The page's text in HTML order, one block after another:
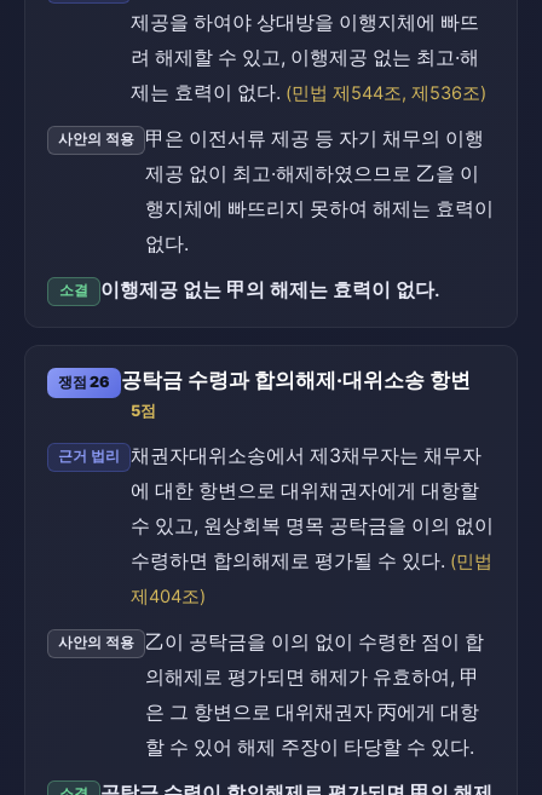
제공을 하여야 상대방을 이행지체에 빠뜨
려 해제할 수 있고, 이행제공 없는 최고·해
제는 효력이 없다. (민법 제544조, 제536조)
사안의 적용
甲은 이전서류 제공 등 자기 채무의 이행
제공 없이 최고·해제하였으므로 乙을 이
행지체에 빠뜨리지 못하여 해제는 효력이
없다.
소결 이행제공 없는 甲의 해제는 효력이 없다.
쟁점 26 공탁금 수령과 합의해제·대위소송 항변
5점
근거 법리
채권자대위소송에서 제3채무자는 채무자
에 대한 항변으로 대위채권자에게 대항할
수 있고, 원상회복 명목 공탁금을 이의 없이
수령하면 합의해제로 평가될 수 있다. (민법
제404조)
사안의 적용
乙이 공탁금을 이의 없이 수령한 점이 합
의해제로 평가되면 해제가 유효하여, 甲
은 그 항변으로 대위채권자 丙에게 대항
할 수 있어 해제 주장이 타당할 수 있다.